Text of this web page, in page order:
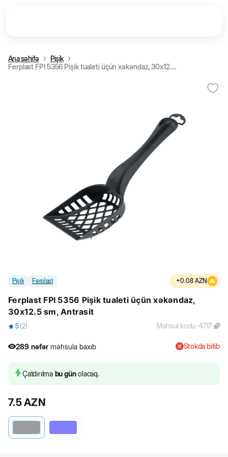
Ana səhifə
Pişik
Ferplast FPI 5356 Pişik tualeti üçün xəkəndaz, 30x12.5 sm, Antrasit
Pişik Ferplast +0.08 AZN
Ferplast FPI 5356 Pişik tualeti üçün xəkəndaz,
30x12.5 sm, Antrasit
5 (2) Məhsul kodu:4717
289 nəfər məhsula baxıb
289 nəfər məhsula baxıb
Stokda bitib
Çatdırılma bu günolacaq.
7.5AZN